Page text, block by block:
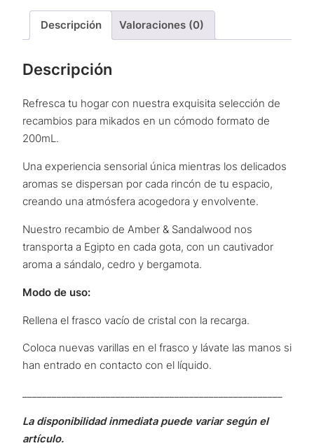
Sandalwood
cantidad
Descripción Valoraciones (0)
Descripción
Refresca tu hogar con nuestra exquisita selección de
recambios para mikados en un cómodo formato de
200mL.
Una experiencia sensorial única mientras los delicados
aromas se dispersan por cada rincón de tu espacio,
creando una atmósfera acogedora y envolvente.
Nuestro recambio de Amber & Sandalwood nos
transporta a Egipto en cada gota, con un cautivador
aroma a sándalo, cedro y bergamota.
Modo de uso:
Rellena el frasco vacío de cristal con la recarga.
Coloca nuevas varillas en el frasco y lávate las manos si
han entrado en contacto con el líquido.
La disponibilidad inmediata puede variar según el
artículo.